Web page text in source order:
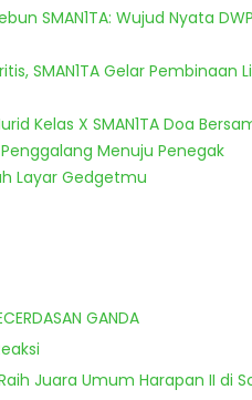
SMAN1TA: Wujud Nyata
SMAN1TA Gelar Pembinaan
Kelas X SMAN1TA Doa
Menuju Penegak
Layar Gedgetmu
GANDA
Juara Umum Harapan II di